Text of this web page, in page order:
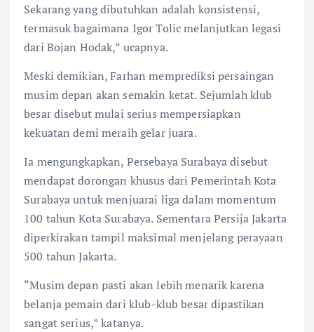
Sekarang yang dibutuhkan adalah konsistensi,
termasuk bagaimana Igor Tolic melanjutkan legasi
dari Bojan Hodak,” ucapnya.
Meski demikian, Farhan memprediksi persaingan
musim depan akan semakin ketat. Sejumlah klub
besar disebut mulai serius mempersiapkan
kekuatan demi meraih gelar juara.
Ia mengungkapkan, Persebaya Surabaya disebut
mendapat dorongan khusus dari Pemerintah Kota
Surabaya untuk menjuarai liga dalam momentum
100 tahun Kota Surabaya. Sementara Persija Jakarta
diperkirakan tampil maksimal menjelang perayaan
500 tahun Jakarta.
“Musim depan pasti akan lebih menarik karena
belanja pemain dari klub-klub besar dipastikan
sangat serius,” katanya.